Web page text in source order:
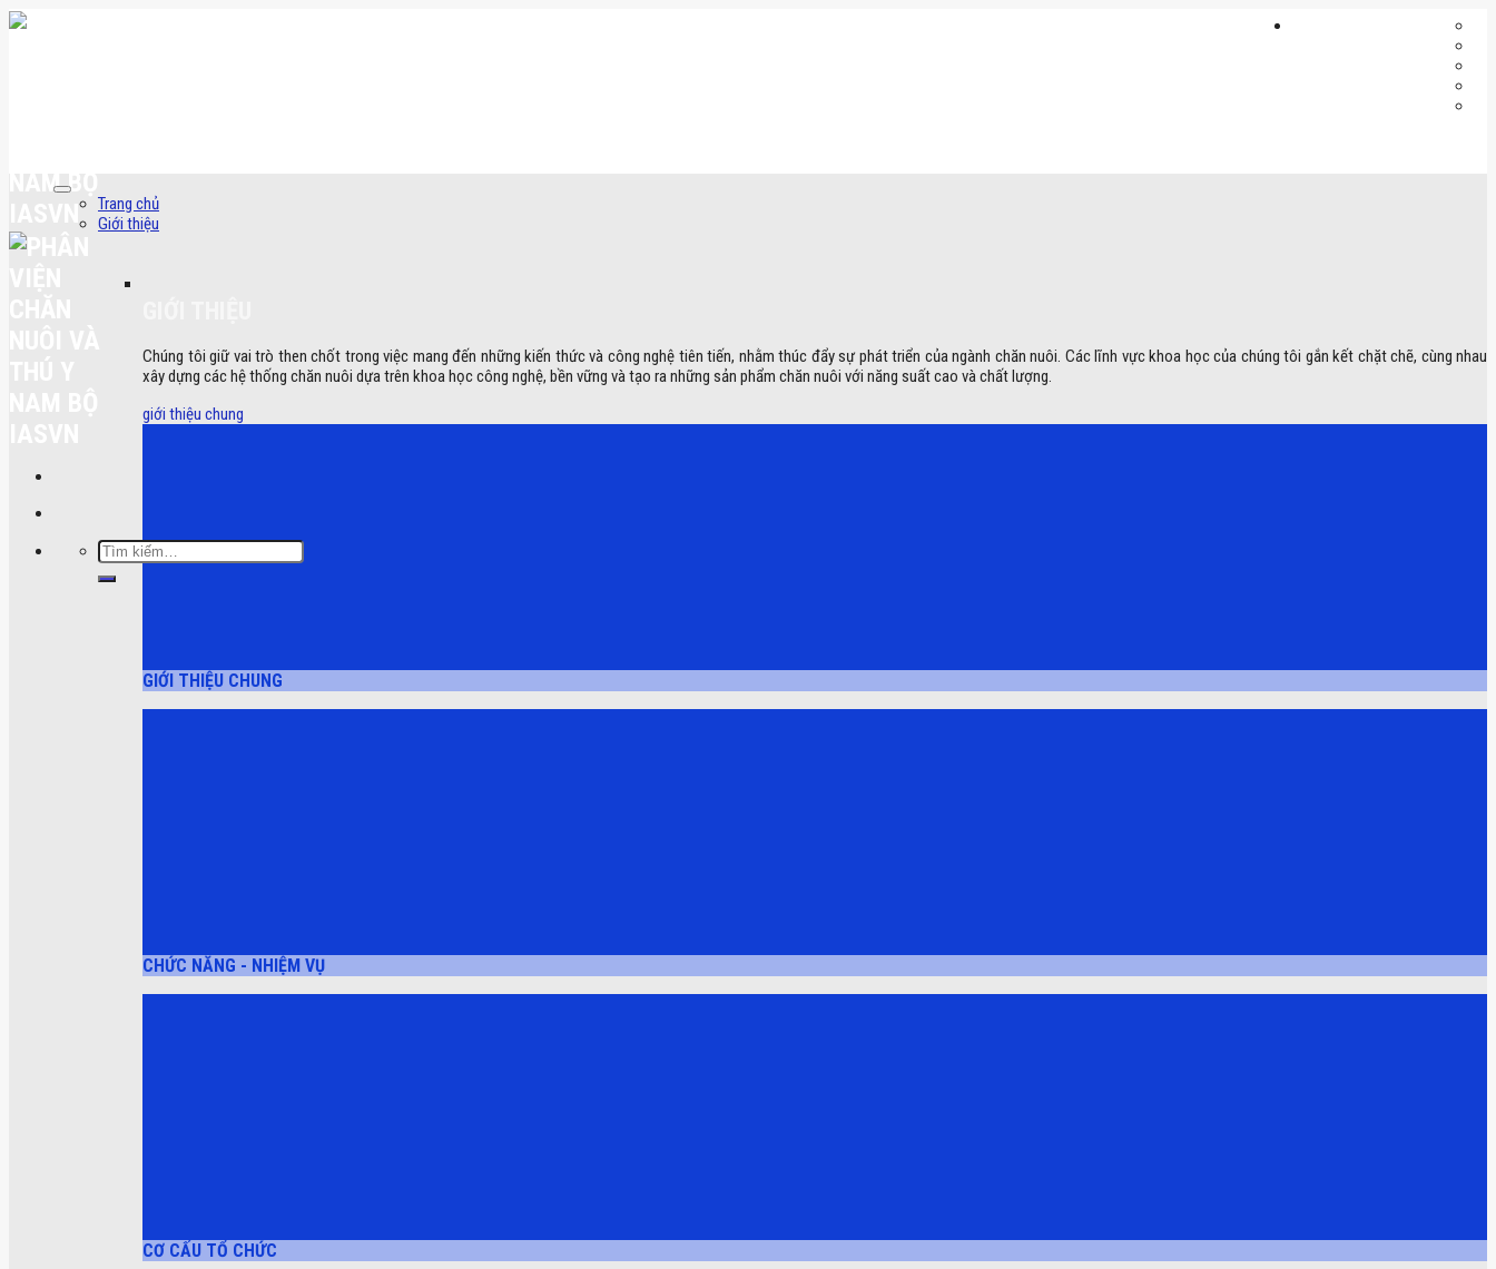
Skip
Tìm
kiếm:
Trang chủ
Giới thiệu
Chúng tôi giữ vai trò then chốt trong việc mang đến những kiến thức và công nghệ tiên tiến, nhằm thúc đẩy sự phát triển của ngành chăn nuôi. Các lĩnh vực khoa học của chúng tôi gắn kết chặt chẽ, cùng nhau
xây dựng các hệ thống chăn nuôi dựa trên khoa học công nghệ, bền vững và tạo ra những sản phẩm chăn nuôi với năng suất cao và chất lượng.
giới thiệu chung
GIỚI THIỆU CHUNG
CHỨC NĂNG - NHIỆM VỤ
CƠ CẤU TỔ CHỨC